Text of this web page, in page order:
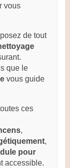
vous
de tout
que le
vous guide
ces
,
,
pour
accessible.